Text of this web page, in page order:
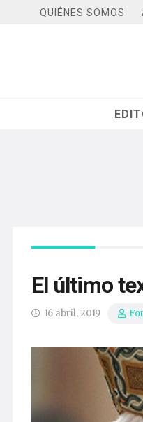
QUIÉNES SOMOS
El último
16 abril, 2019